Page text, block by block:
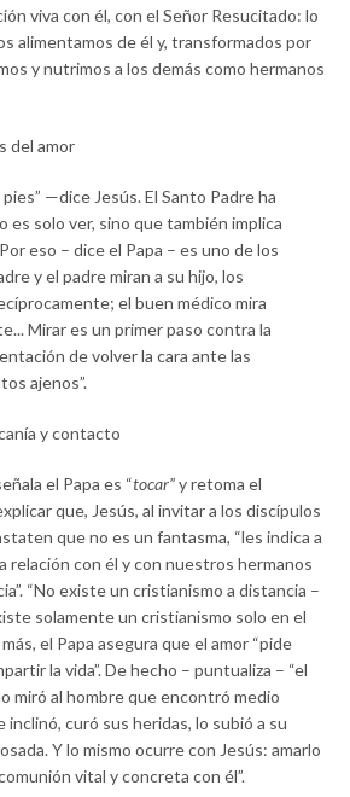
viva con él, con el Señor Resucitado: lo
alimentamos de él y, transformados por
y nutrimos a los demás como hermanos
del amor
—dice Jesús. El Santo Padre ha
es solo ver, sino que también implica
eso – dice el Papa – es uno de los
y el padre miran a su hijo, los
el buen médico mira
Mirar es un primer paso contra la
de volver la cara ante las
ajenos”.
y contacto
el Papa es “tocar”y retoma el
que, Jesús, al invitar a los discípulos
que no es un fantasma, “les indica a
relación con él y con nuestros hermanos
“No existe un cristianismo a distancia –
solamente un cristianismo solo en el
el Papa asegura que el amor “pide
la vida”. De hecho – puntualiza – “el
miró al hombre que encontró medio
inclinó, curó sus heridas, lo subió a su
Y lo mismo ocurre con Jesús: amarlo
vital y concreta con él”.